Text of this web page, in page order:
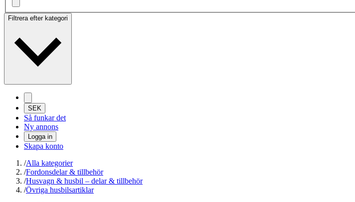
Filtrera efter kategori
SEK
Så funkar det
Ny annons
Logga in
Skapa konto
/Alla kategorier
/Fordonsdelar & tillbehör
/Husvagn & husbil – delar & tillbehör
/Övriga husbilsartiklar